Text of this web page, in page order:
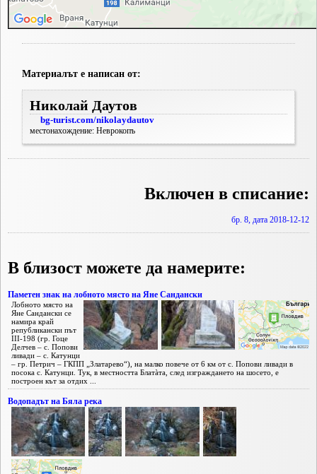
Материалът е написан от:
Николай Даутов
bg-turist.com/nikolaydautov
местонахождение: Неврокопъ
Включен в списание:
бр. 8, дата 2018-12-12
В близост можете да намерите:
Паметeн знак на лобното място на Яне Сандански
Лобното място на
Яне Сандански се
намира край
републикански път
III-198 (гр. Гоце
Делчев – с. Попови
ливади – с. Катунци
– гр. Петрич – ГКПП „Златарево“), на малко повече от 6 км от с. Попови ливади в
посока с. Катунци. Тук, в местността Блатàта, след изграждането на шосето, е
построен кът за отдих ...
Водопадът на Бяла река